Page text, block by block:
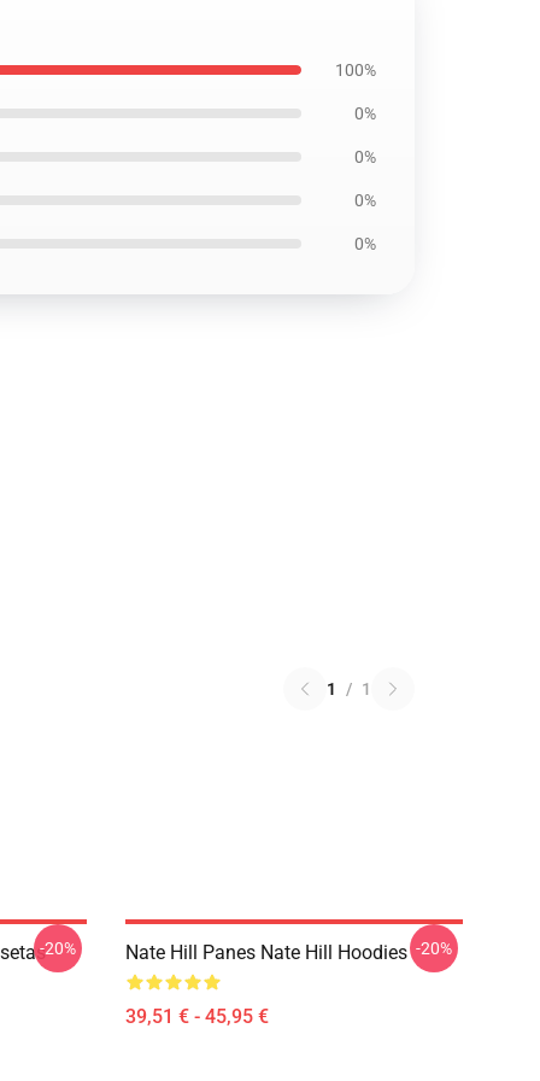
100%
0%
0%
0%
0%
1 / 1
-20% Nate Hill Panes Nate Hill Hoodies
39,51 € - 45,95 €
-20%